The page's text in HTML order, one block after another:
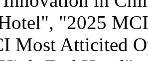
"2025
Most Atticited